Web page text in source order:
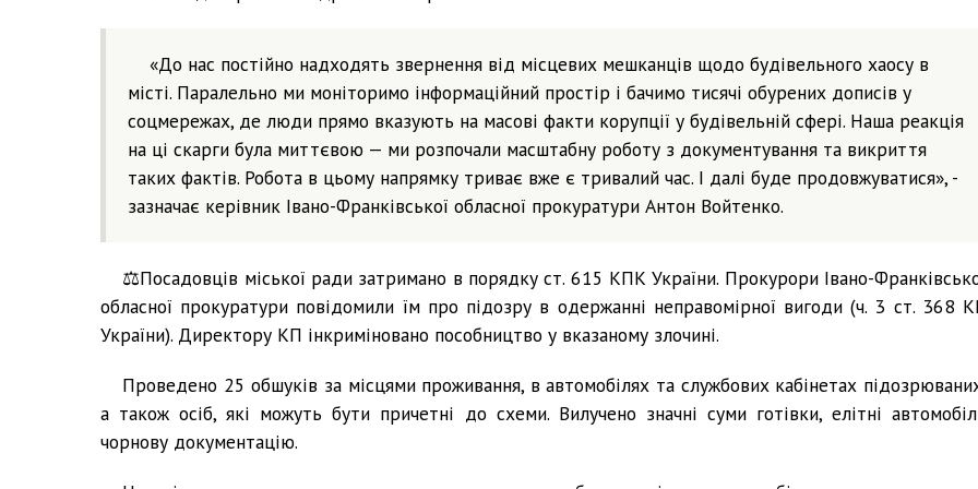
«До нас постійно надходять звернення від місцевих мешканців щодо будівельного хаосу в
місті. Паралельно ми моніторимо інформаційний простір і бачимо тисячі обурених дописів у
соцмережах, де люди прямо вказують на масові факти корупції у будівельній сфері. Наша реакція
на ці скарги була миттєвою — ми розпочали масштабну роботу з документування та викриття
таких фактів. Робота в цьому напрямку триває вже є тривалий час. І далі буде продовжуватися», -
зазначає керівник Івано-Франківської обласної прокуратури Антон Войтенко.
⚖️Посадовців міської ради затримано в порядку ст. 615 КПК України. Прокурори Івано-
обласної прокуратури повідомили їм про підозру в одержанні неправомірної вигоди (ч. 3 ст. 368
України). Директору КП інкриміновано пособництво у вказаному злочині.
Проведено 25 обшуків за місцями проживання, в автомобілях та службових кабінетах
а також осіб, які можуть бути причетні до схеми. Вилучено значні суми готівки, елітні
чорнову документацію.